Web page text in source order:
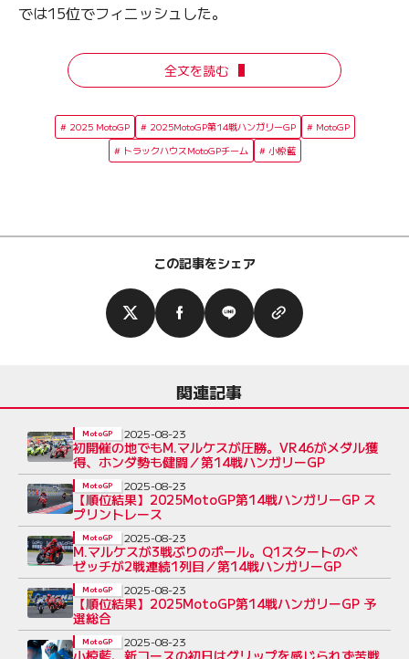
では15位でフィニッシュした。
全文を読む
2025 MotoGP 2025MotoGP第14戦ハンガリーGP
MotoGP
トラックハウスMotoGPチーム
小椋藍
この記事をシェア
関連記事
初開催の地でもM.マルケスが圧勝。VR46がメダル獲
得、ホンダ勢も健闘／第14戦ハンガリーGP
MotoGP 2025-08-23
【順位結果】2025MotoGP第14戦ハンガリーGP ス
プリントレース
MotoGP 2025-08-23
M.マルケスが3戦ぶりのポール。Q1スタートのベ
ゼッチが2戦連続1列目／第14戦ハンガリーGP
MotoGP 2025-08-23
【順位結果】2025MotoGP第14戦ハンガリーGP 予
選総合
MotoGP 2025-08-23
小椋藍、新コースの初日はグリップを感じられず苦戦
MotoGP 2025-08-23